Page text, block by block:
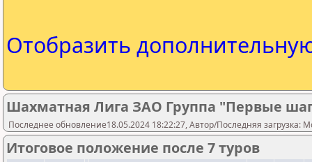
Отобразить
Шахматная Лига ЗАО Группа "Первые
Последнее обновление18.05.2024 18:22:27, Автор/Последняя загрузка:
Итоговое положение после 7 туров